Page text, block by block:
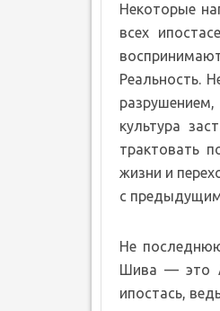
Некоторые
всех
Реальность.
культура
трактовать
жизни и
с
Не
Шива — это
ипостась,